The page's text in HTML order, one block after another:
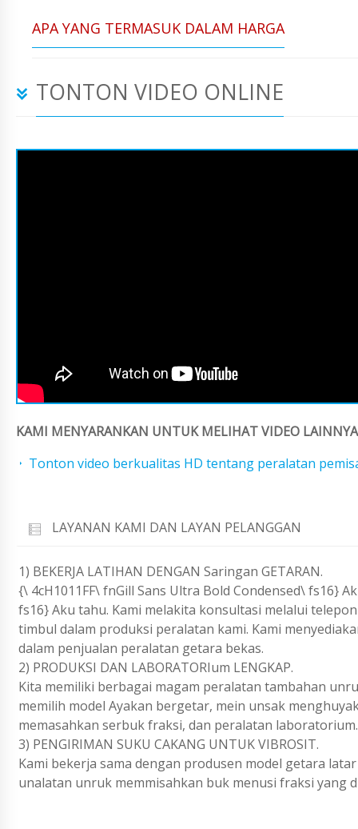
APA YANG TERMASUK DALAM HARGA
TONTON VIDEO ONLINE
KAMI MENYARANKAN UNTUK MELIHAT VIDEO
Tonton video berkualitas HD tentang peralatan
LAYANAN KAMI DAN LAYAN PELANGGAN
1) BEKERJA LATIHAN DENGAN Saringan GETARAN.
{\ 4cH1011FF\ fnGill Sans Ultra Bold Condensed\ fs16}
fs16} Aku tahu. Kami melakita konsultasi melalui
timbul dalam produksi peralatan kami. Kami
dalam penjualan peralatan getara bekas.
2) PRODUKSI DAN LABORATORIum LENGKAP.
Kita memiliki berbagai magam peralatan tambahan
memilih model Ayakan bergetar, mein unsak
memasahkan serbuk fraksi, dan peralatan laboratorium.
3) PENGIRIMAN SUKU CAKANG UNTUK VIBROSIT.
Kami bekerja sama dengan produsen model getara
unalatan unruk memmisahkan buk menusi fraksi yang